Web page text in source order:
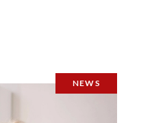
NEWS